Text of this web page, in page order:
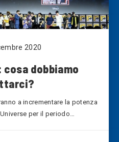
2020
cosa dobbiamo
a incrementare la potenza
per il periodo…